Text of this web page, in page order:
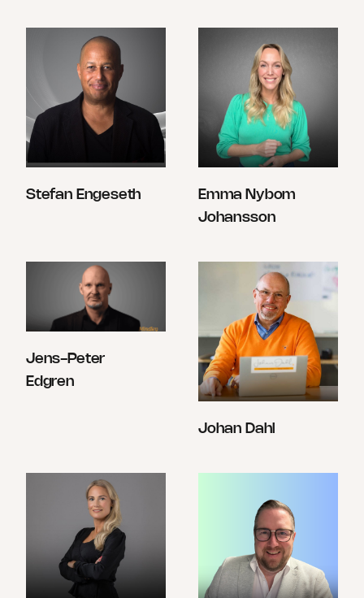
Stefan Engeseth
Emma Nybom
Johansson
Jens-Peter
Edgren
Johan Dahl